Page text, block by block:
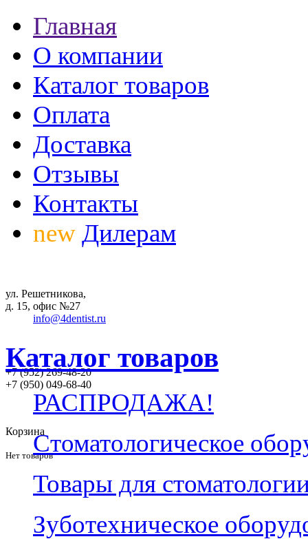
Главная
О компании
Каталог товаров
Оплата
Доставка
Отзывы
Контакты
new Дилерам
ул. Решетникова,
д. 15, офис №27
info@4dentist.ru
+7 (952) 269-48-20
‪+7 (950) 049-68-40
Корзина
Нет товаров
Каталог товаров
РАСПРОДАЖА!
Стоматологическое
Товары для
Зуботехническое